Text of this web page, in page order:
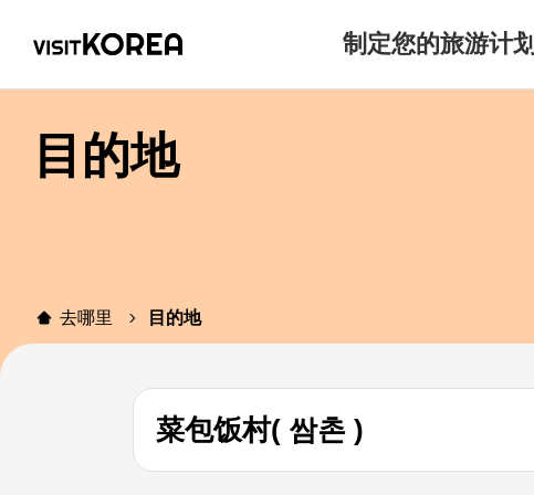
制定您的旅游计划
目的地
去哪里 目的地
菜包饭村( 쌈촌 )